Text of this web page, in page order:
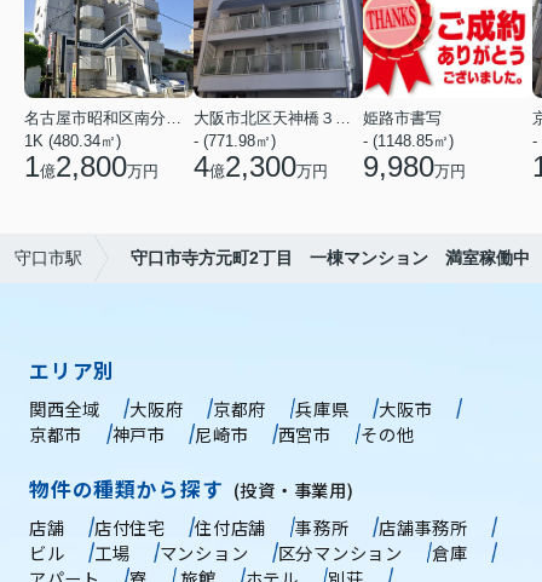
名古屋市昭和区南分町３丁目
1K (480.34㎡)
1億2,800万円
大阪市北区天神橋３丁目
- (771.98㎡)
4億2,300万円
姫路市書写
- (1148.85㎡)
9,980万円
-
守口市駅 守口市寺方元町2丁目 一棟マンション 満室稼働中
エリア別
関西全域 大阪府 京都府 兵庫県
大阪市
京都市
神戸市 尼崎市 西宮市 その他
物件の種類から探す (投資・事業用)
店舗
店付住宅 住付店舗 事務所
店舗事務所
ビル
工場 マンション 区分マンション
倉庫